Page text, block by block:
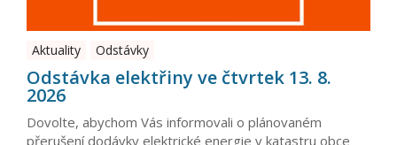
Aktuality Odstávky
Odstávka elektřiny ve čtvrtek 13. 8.
2026
Dovolte, abychom Vás informovali o plánovaném
přerušení dodávky elektrické energie v katastru obce